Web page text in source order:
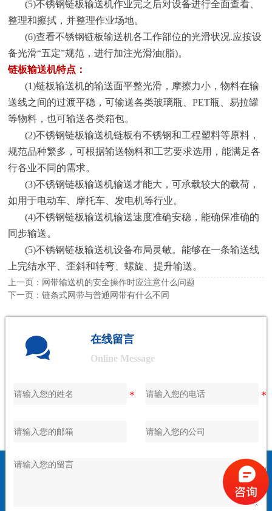
(5)不锈钢链板输送机作业完之后对设备进行全面查看、
整理和擦拭，并整理作业场地。
(6)查看不锈钢链板输送机各工作部位的光滑状况.应按设
备光滑“五定”规范，进行加注光滑油(脂)。
链板输送机特点：
(1)链板输送机的输送面平整光滑，摩擦力小，物料在输
送线之间的过渡平稳，可输送各类玻璃瓶、PET瓶、易拉罐
等物料，也可输送各类箱包。
(2)不锈钢链板输送机链板有不锈钢和工程塑料等原料，
规范品种繁多，可根据输送物料和工艺要求选用，能满足各
行各业不同的需求。
(3)不锈钢链板输送机输送才能大，可承载较大的载荷，
如用于电动车、摩托车、发电机等行业。
(4)不锈钢链板输送机输送速度准确安稳，能确保准确的
同步输送。
(5)不锈钢链板输送机设备布局灵敏。能够在一条输送线
上完结水平、歪斜和转弯、螺旋、提升输送。
上一页： 网带输送机的安全操作时应注意什么问题
下一页：链条式网带与普通网带有什么不同
 在线留言
Online Message